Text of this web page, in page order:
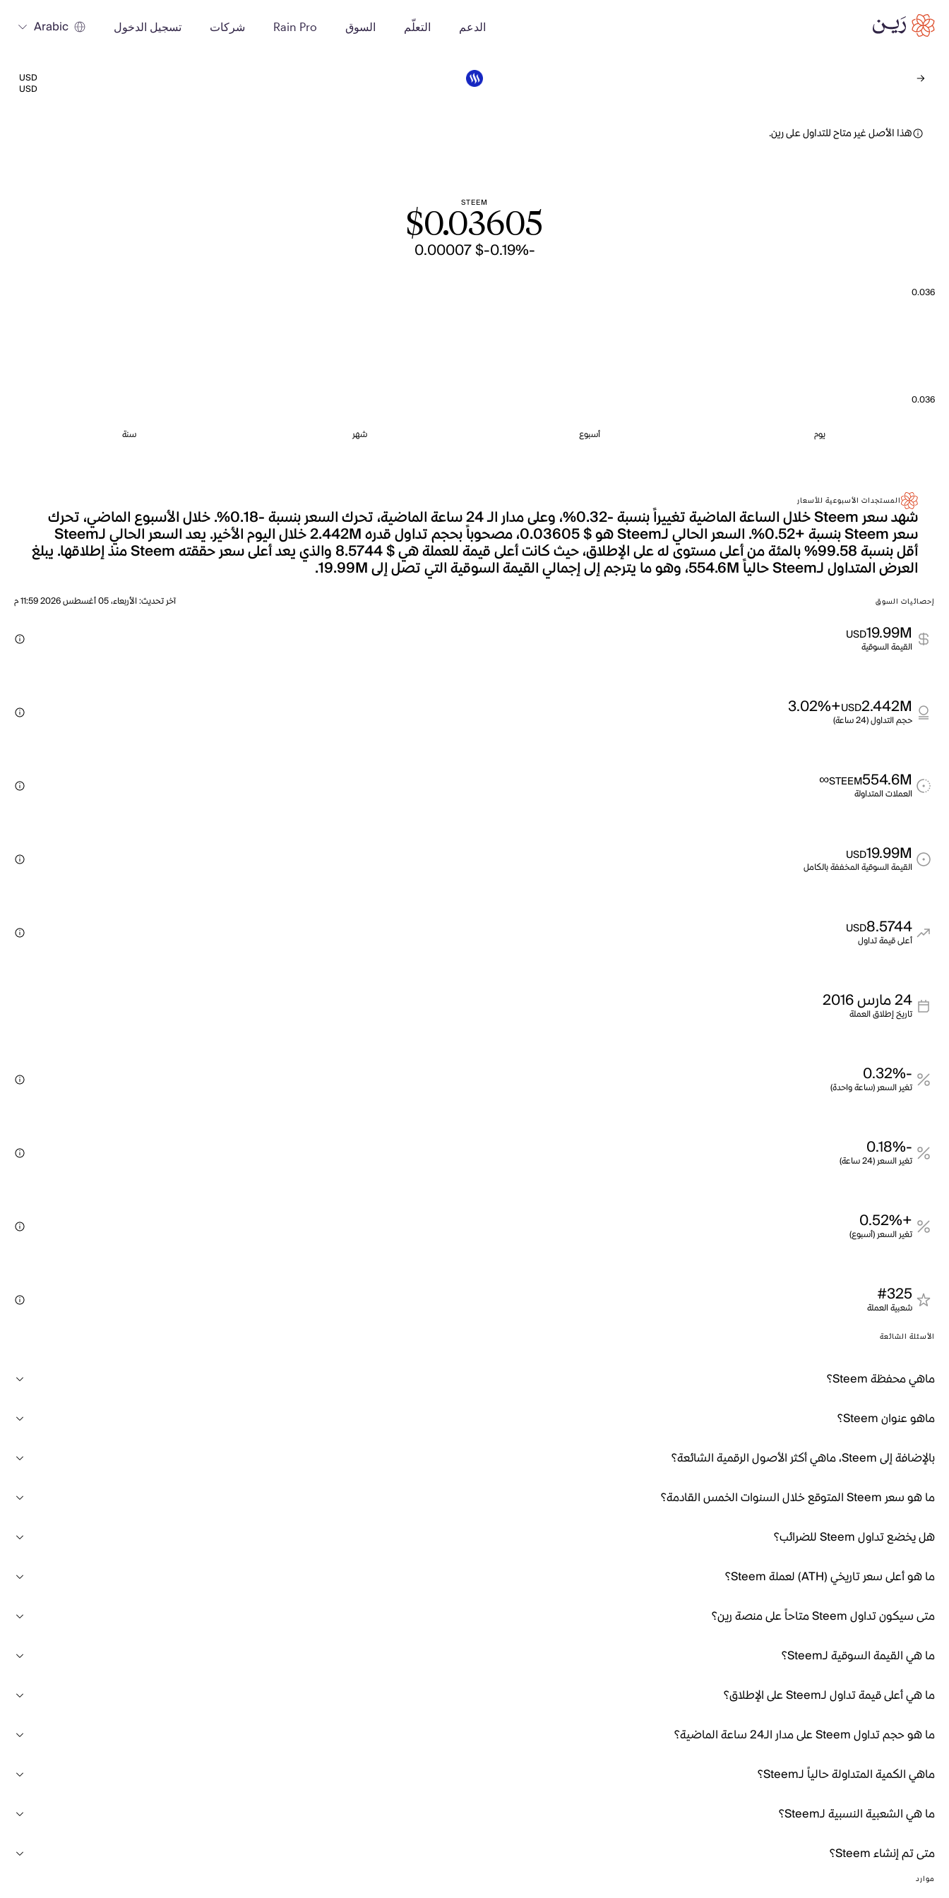
الدعم التعلّم السوق Rain Pro شركات تسجيل الدخول Arabic
USD
USD
هذا الأصل غير متاح للتداول على رين.
STEEM
$0.03605
-0.19%
-$ 0.00007
0.036
0.036
يوم أسبوع شهر سنة
المستجدات الأسبوعية للأسعار
شهد سعر Steem خلال الساعة الماضية تغييراً بنسبة -0.32%، وعلى مدار الـ 24 ساعة الماضية، تحرك السعر بنسبة -0.18%. خلال الأسبوع الماضي، تحرك
سعر Steem بنسبة +0.52%. السعر الحالي لـSteem هو $ 0.03605، مصحوباً بحجم تداول قدره 2.442M خلال اليوم الأخير. يعد السعر الحالي لـSteem
أقل بنسبة 99.58% بالمئة من أعلى مستوى له على الإطلاق، حيث كانت أعلى قيمة للعملة هي $ 8.5744 والذي يعد أعلى سعر حققته Steem منذ إطلاقها. يبلغ
العرض المتداول لـSteem حالياً 554.6M، وهو ما يترجم إلى إجمالي القيمة السوقية التي تصل إلى 19.99M.
إحصائيات السوق آخر تحديث:الأربعاء، 05 أغسطس 2026 11:59 م
19.99M
USD
القيمة السوقية
2.442M
USD
+3.02%
حجم التداول (24 ساعة)
554.6M
STEEM
∞
العملات المتداولة
19.99M
USD
القيمة السوقية المخففة بالكامل
8.5744
USD
أعلى قيمة تداول
24 مارس 2016
تاريخ إطلاق العملة
-0.32%
تغير السعر (ساعة واحدة)
-0.18%
تغير السعر (24 ساعة)
+0.52%
تغير السعر (أسبوع)
#325
شعبية العملة
الأسئلة الشائعة
ماهي محفظة Steem؟
ماهو عنوان Steem؟
بالإضافة إلى Steem، ماهي أكثر الأصول الرقمية الشائعة؟
ما هو سعر Steem المتوقع خلال السنوات الخمس القادمة؟
هل يخضع تداول Steem للضرائب؟
ما هو أعلى سعر تاريخي (ATH) لعملة Steem؟
متى سيكون تداول Steem متاحاً على منصة رين؟
ما هي القيمة السوقية لـSteem؟
ما هي أعلى قيمة تداول لـSteem على الإطلاق؟
ما هو حجم تداول Steem على مدار الـ24 ساعة الماضية؟
ماهي الكمية المتداولة حالياً لـSteem؟
ما هي الشعبية النسبية لـSteem؟
متى تم إنشاء Steem؟
موارد